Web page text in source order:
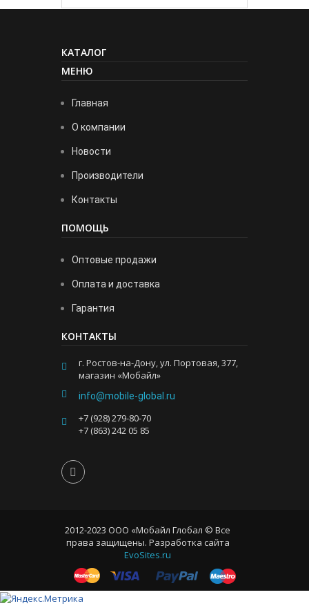
КАТАЛОГ
МЕНЮ
Главная
О компании
Новости
Производители
Контакты
ПОМОЩЬ
Оптовые продажи
Оплата и доставка
Гарантия
КОНТАКТЫ
г. Ростов-на-Дону, ул. Портовая, 377,
магазин «Мобайл»
info@mobile-global.ru
+7 (928) 279-80-70
+7 (863) 242 05 85
2012-2023 ООО «Мобайл Глобал © Все
права защищены. Разработка сайта
EvoSites.ru